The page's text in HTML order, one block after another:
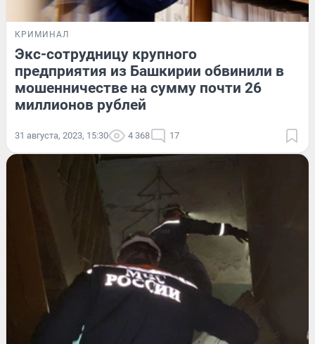
КРИМИНАЛ
Экс-сотрудницу крупного
предприятия из Башкирии обвинили в
мошенничестве на сумму почти 26
миллионов рублей
31 августа, 2023, 15:30 4 368 17